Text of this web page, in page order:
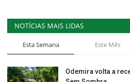
NOTÍCIAS MAIS LIDAS
Esta Semana Este Mês
Odemira volta a